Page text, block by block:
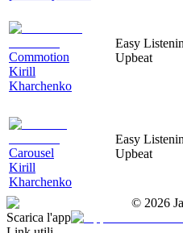
Commotion
Kirill
Kharchenko
Easy
Upbeat
Carousel
Kirill
Kharchenko
Easy
Upbeat
© 2026
Scarica l'app